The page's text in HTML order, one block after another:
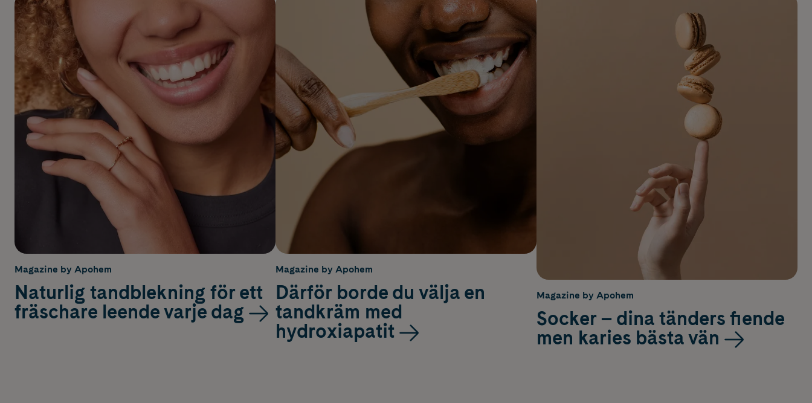
Magazine by Apohem
Naturlig tandblekning för ett
fräschare leende varje dag
Magazine by Apohem
Därför borde du välja en
tandkräm med
hydroxiapatit
Magazine by Apohem
Socker – dina tänders fiende
men karies bästa vän